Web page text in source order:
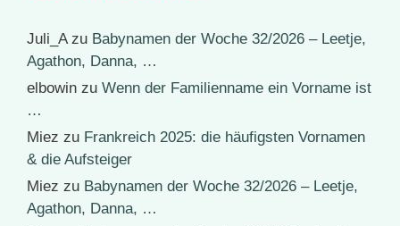
Juli_Azu Babynamen der Woche 32/2026 – Leetje,
Agathon, Danna, …
elbowin zu Wenn der Familienname ein Vorname ist
…
Miez zu Frankreich 2025: die häufigsten Vornamen
& die Aufsteiger
Miez zu Babynamen der Woche 32/2026 – Leetje,
Agathon, Danna, …